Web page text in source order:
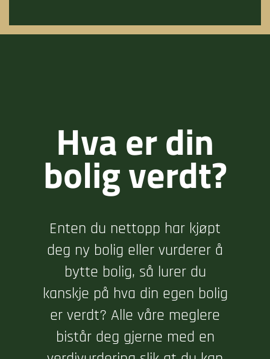
Hva er din
bolig verdt?
Enten du nettopp har kjøpt
deg ny bolig eller vurderer å
bytte bolig, så lurer du
kanskje på hva din egen bolig
er verdt? Alle våre meglere
bistår deg gjerne med en